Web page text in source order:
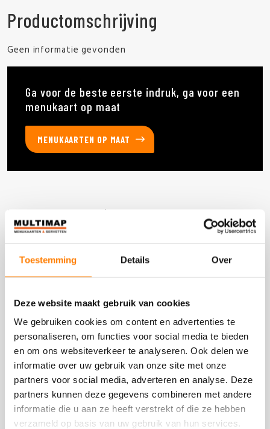
Toestemming Details Over
Deze website maakt gebruik van cookies
We gebruiken cookies om content en advertenties te
personaliseren, om functies voor social media te bieden
en om ons websiteverkeer te analyseren. Ook delen we
informatie over uw gebruik van onze site met onze
partners voor social media, adverteren en analyse. Deze
partners kunnen deze gegevens combineren met andere
informatie die u aan ze heeft verstrekt of die ze hebben
verzameld op basis van uw gebruik van hun services.
Productomschrijving
Geen informatie gevonden
Ga voor de beste eerste indruk, ga voor een
menukaart op maat
MENUKAARTEN OP MAAT
Deze producten heb je eerder bekeken
DOOS 600 STUKS